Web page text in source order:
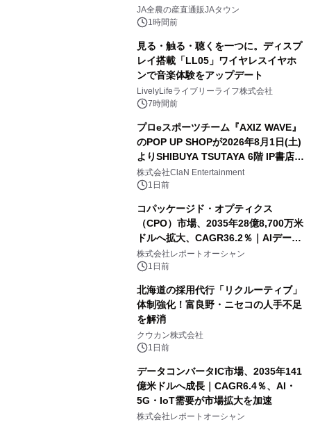
販売！～毎月１０日の定例企画～
JA全農の産直通販JAタウン
1時間前
見る・触る・聴くを一つに。ディスプ
レイ搭載「LL05」ワイヤレスイヤホ
ンで音楽体験をアップデート
LivelyLifeライブリーライフ株式会社
7時間前
プロeスポーツチーム『AXIZ WAVE』
のPOP UP SHOPが2026年8月1日(土)
よりSHIBUYA TSUTAYA 6階 IP書店で
開催決定！！
株式会社ClaN Entertainment
1日前
コパッケージド・オプティクス
（CPO）市場、2035年28億8,700万米
ドルへ拡大、CAGR36.2％｜AIデータ
センター・高速光通信需要が成長を加
速
株式会社レポートオーシャン
1日前
北海道の採用代行「リクルーティブ」
体制強化！富良野・ニセコの人手不足
を解消
クウカン株式会社
1日前
データコンバータIC市場、2035年141
億米ドルへ成長｜CAGR6.4％、AI・
5G・IoT需要が市場拡大を加速
株式会社レポートオーシャン